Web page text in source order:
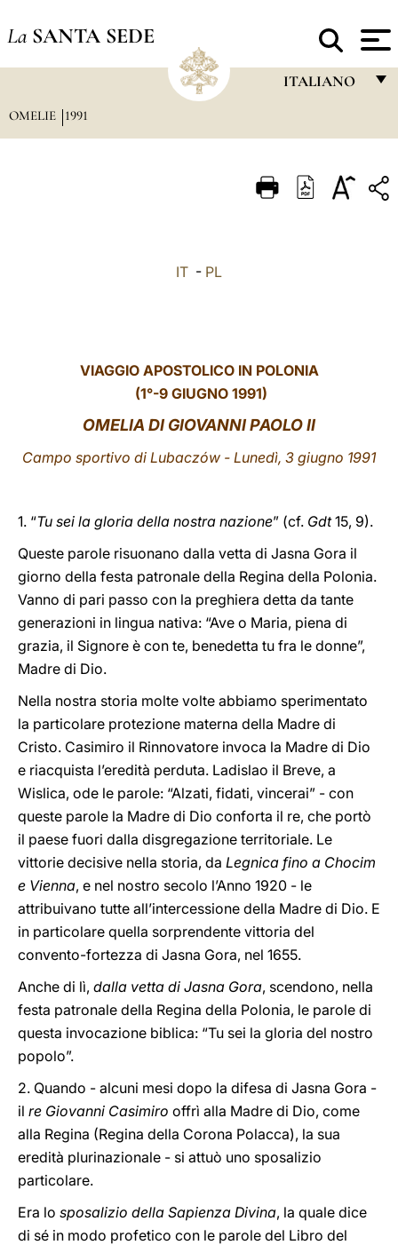
La SANTA SEDE
ITALIANO
ITALIANO
LATINE
OMELIE 1991
IT - PL
VIAGGIO APOSTOLICO IN POLONIA
(1°-9 GIUGNO 1991)
OMELIA DI GIOVANNI PAOLO II
Campo sportivo di Lubaczów - Lunedì, 3 giugno 1991
1. “Tu sei la gloria della nostra nazione” (cf. Gdt15, 9).
Queste parole risuonano dalla vetta di Jasna Gora il
giorno della festa patronale della Regina della Polonia.
Vanno di pari passo con la preghiera detta da tante
generazioni in lingua nativa: “Ave o Maria, piena di
grazia, il Signore è con te, benedetta tu fra le donne”,
Madre di Dio.
Nella nostra storia molte volte abbiamo sperimentato
la particolare protezione materna della Madre di
Cristo. Casimiro il Rinnovatore invoca la Madre di Dio
e riacquista l’eredità perduta. Ladislao il Breve, a
Wislica, ode le parole: “Alzati, fidati, vincerai” - con
queste parole la Madre di Dio conforta il re, che portò
il paese fuori dalla disgregazione territoriale. Le
vittorie decisive nella storia, da Legnica fino a Chocim
e Vienna, e nel nostro secolo l’Anno 1920 - le
attribuivano tutte all’intercessione della Madre di Dio. E
in particolare quella sorprendente vittoria del
convento-fortezza di Jasna Gora, nel 1655.
Anche di lì, dalla vetta di Jasna Gora, scendono, nella
festa patronale della Regina della Polonia, le parole di
questa invocazione biblica: “Tu sei la gloria del nostro
popolo”.
2. Quando - alcuni mesi dopo la difesa di Jasna Gora -
il re Giovanni Casimiro offrì alla Madre di Dio, come
alla Regina (Regina della Corona Polacca), la sua
eredità plurinazionale - si attuò uno sposalizio
particolare.
Era lo sposalizio della Sapienza Divina, la quale dice
di sé in modo profetico con le parole del Libro del